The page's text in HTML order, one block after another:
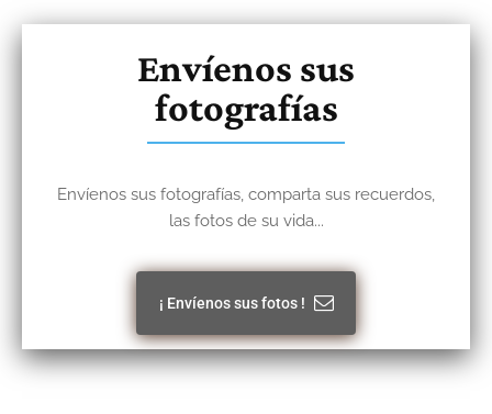
Envíenos sus
fotografías
Envíenos sus fotografías, comparta sus recuerdos,
las fotos de su vida...
¡ Envíenos sus fotos !